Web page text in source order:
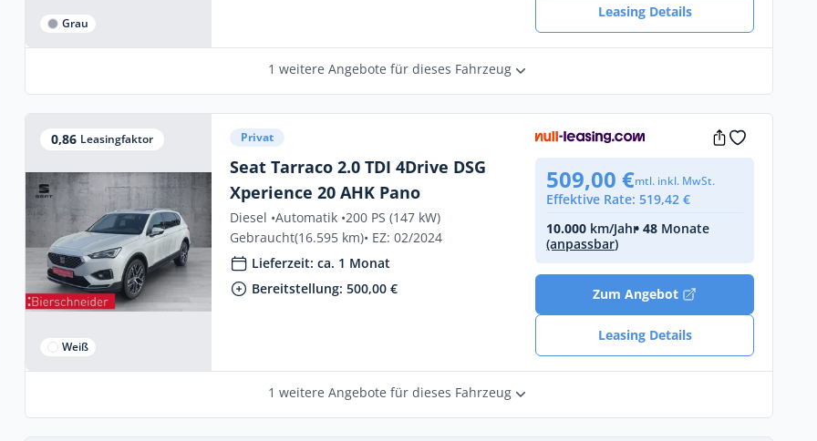
Grau
Leasing Details
1 weitere Angebote für dieses Fahrzeug
0,86 Leasingfaktor
Weiß
Privat
Seat Tarraco 2.0 TDI 4Drive DSG
Xperience 20 AHK Pano
Diesel •Automatik •200 PS (147 kW)
Gebraucht(16.595 km)• EZ: 02/2024
Lieferzeit: ca. 1 Monat
Bereitstellung: 500,00 €
509,00 €mtl. inkl. MwSt.
Effektive Rate: 519,42 €
10.000 km/Jahr• 48 Monate
(anpassbar)
Zum Angebot
Leasing Details
1 weitere Angebote für dieses Fahrzeug